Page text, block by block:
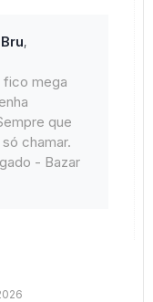
,
fico mega
que
chamar.
- Bazar